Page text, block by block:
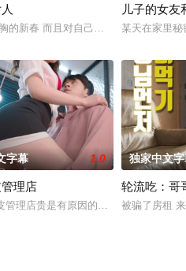
。祭祀后，风筝加隆找卫生间时，打
的新春 而且对自己臀部最自信 能够
儿子的女友
某天在家里
字幕 1.0
理店
管理店贵是有原因的？ 有一次没来过
独家中文
轮流吃：哥
被骗了房租